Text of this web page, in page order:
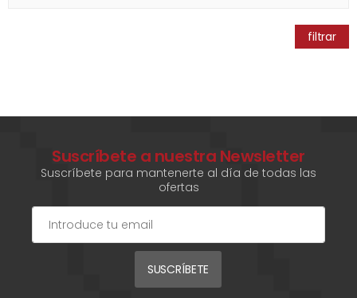
filtrar
Suscríbete a nuestra Newsletter
Suscríbete para mantenerte al día de todas las
ofertas
SUSCRÍBETE